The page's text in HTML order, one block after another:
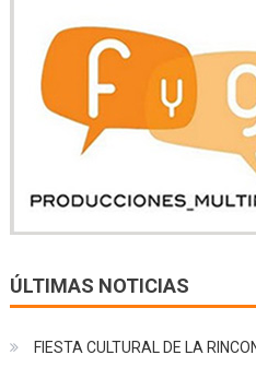
ÚLTIMAS NOTICIAS
FIESTA CULTURAL DE LA